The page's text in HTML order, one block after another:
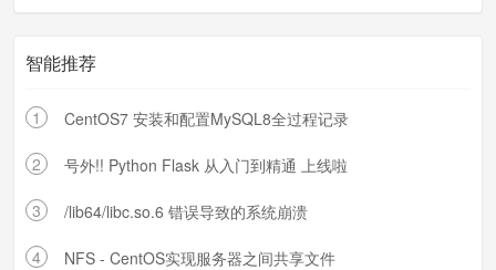
生成用户数据
d/vuser / etc/vsftpd/vuser
库文件进行读取
智能推荐
1 CentOS7 安装和配置MySQL8全过程记录
2 号外!! Python Flask 从入门到精通 上线啦
3 /lib64/libc.so.6 错误导致的系统崩溃
4 NFS - CentOS实现服务器之间共享文件